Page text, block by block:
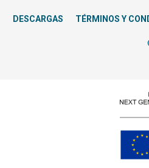
DESCARGAS TÉRMINOS Y